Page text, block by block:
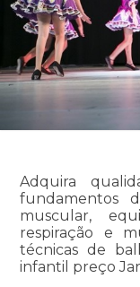
Adquira
fundamentos
muscular,
respiração e
técnicas de
infantil preço